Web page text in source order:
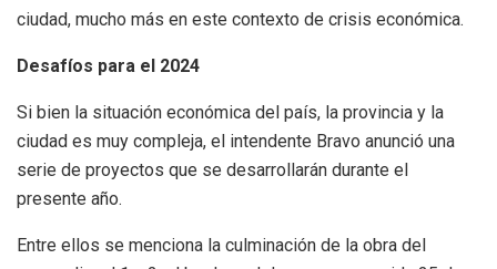
ciudad, mucho más en este contexto de crisis económica.
Desafíos para el 2024
Si bien la situación económica del país, la provincia y la
ciudad es muy compleja, el intendente Bravo anunció una
serie de proyectos que se desarrollarán durante el
presente año.
Entre ellos se menciona la culminación de la obra del